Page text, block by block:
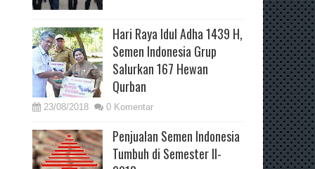
Hari Raya Idul Adha 1439 H,
Semen Indonesia Grup
Salurkan 167 Hewan
Qurban
23/08/2018 0 Komentar
Penjualan Semen Indonesia
Tumbuh di Semester II-